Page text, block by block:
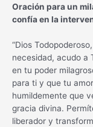
Oración para un
confía en la
“Dios
necesidad, acudo a
en tu poder
para ti y que tu
humildemente que
gracia divina.
liberador y